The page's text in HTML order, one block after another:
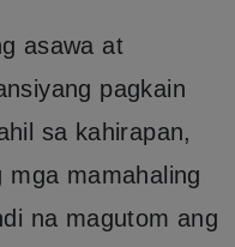
asawa at
pagkain
sa kahirapan,
mga mamahaling
na magutom ang